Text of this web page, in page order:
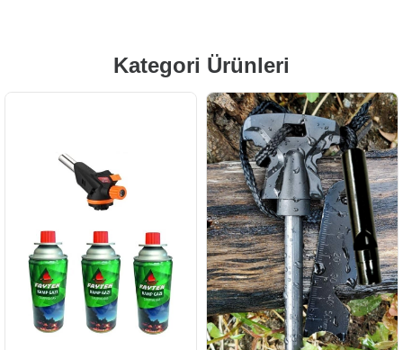
Kategori Ürünleri